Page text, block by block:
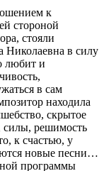
к
стороной
стояли
Николаевна в силу
любит и
в сам
находила
скрытое
силы, решимость
к счастью, у
новые песни…
программы